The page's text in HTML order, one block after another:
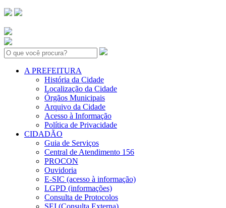
Search:
A PREFEITURA
História da Cidade
Localização da Cidade
Órgãos Municipais
Arquivo da Cidade
Acesso à Informação
Política de Privacidade
CIDADÃO
Guia de Serviços
Central de Atendimento 156
PROCON
Ouvidoria
E-SIC (acesso à informação)
LGPD (informações)
Consulta de Protocolos